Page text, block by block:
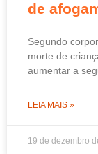
de
Segundo
morte de
aumentar a
LEIA MAIS »
19 de dezembro